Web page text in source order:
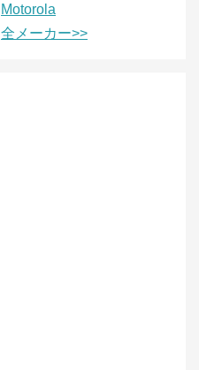
Motorola
全メーカー>>